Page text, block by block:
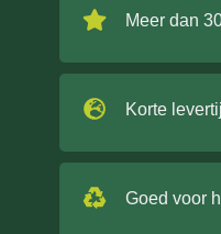
Meer dan
Korte
Goed voor